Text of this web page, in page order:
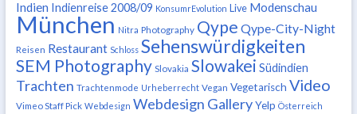
Indien Indienreise 2008/09 KonsumrEvolution Live Modenschau
München Nitra Photography Qype Qype-City-Night
Reisen Restaurant Schloss Sehenswürdigkeiten
SEM Photography Slovakia Slowakei Südindien
Trachten Trachtenmode Urheberrecht Vegan Vegetarisch Video
Vimeo Staff Pick Webdesign Webdesign Gallery Yelp Österreich